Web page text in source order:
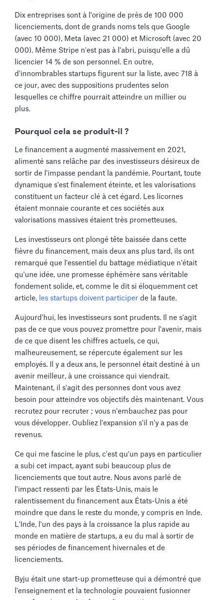
Dix entreprises sont à l'origine de près de 100 000
licenciements, dont de grands noms tels que Google
(avec 10 000), Meta (avec 21 000) et Microsoft (avec 20
000). Même Stripe n'est pas à l'abri, puisqu'elle a dû
licencier 14 % de son personnel. En outre,
d'innombrables startups figurent sur la liste, avec 718 à
ce jour, avec des suppositions prudentes selon
lesquelles ce chiffre pourrait atteindre un millier ou
plus.
Pourquoi cela se produit-il ?
Le financement a augmenté massivement en 2021,
alimenté sans relâche par des investisseurs désireux de
sortir de l'impasse pendant la pandémie. Pourtant, toute
dynamique s'est finalement éteinte, et les valorisations
constituent un facteur clé à cet égard. Les licornes
étaient monnaie courante et ces sociétés aux
valorisations massives étaient très prometteuses.
Les investisseurs ont plongé tête baissée dans cette
fièvre du financement, mais deux ans plus tard, ils ont
remarqué que l'essentiel du battage médiatique n'était
qu'une idée, une promesse éphémère sans véritable
fondement solide, et, comme le dit si éloquemment cet
article, les startups doivent participer de la faute.
Aujourd'hui, les investisseurs sont prudents. Il ne s'agit
pas de ce que vous pouvez promettre pour l'avenir, mais
de ce que disent les chiffres actuels, ce qui,
malheureusement, se répercute également sur les
employés. Il y a deux ans, le personnel était destiné à un
avenir meilleur, à une croissance qui viendrait.
Maintenant, il s'agit des personnes dont vous avez
besoin pour atteindre vos objectifs dès maintenant. Vous
recrutez pour recruter ; vous n'embauchez pas pour
vous développer. Oubliez l'expansion s'il n'y a pas de
revenus.
Ce qui me fascine le plus, c'est qu'un pays en particulier
a subi cet impact, ayant subi beaucoup plus de
licenciements que tout autre. Nous avons parlé de
l'impact ressenti par les États-Unis, mais le
ralentissement du financement aux États-Unis a été
moindre que dans le reste du monde, y compris en Inde.
L'Inde, l'un des pays à la croissance la plus rapide au
monde en matière de startups, a eu du mal à sortir de
ses périodes de financement hivernales et de
licenciements.
Byju était une start-up prometteuse qui a démontré que
l'enseignement et la technologie pouvaient fusionner